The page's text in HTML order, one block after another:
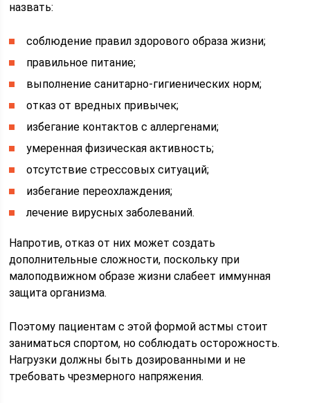
назвать:
соблюдение правил здорового образа жизни;
правильное питание;
выполнение санитарно-гигиенических норм;
отказ от вредных привычек;
избегание контактов с аллергенами;
умеренная физическая активность;
отсутствие стрессовых ситуаций;
избегание переохлаждения;
лечение вирусных заболеваний.
Напротив, отказ от них может создать
дополнительные сложности, поскольку при
малоподвижном образе жизни слабеет иммунная
защита организма.
Поэтому пациентам с этой формой астмы стоит
заниматься спортом, но соблюдать осторожность.
Нагрузки должны быть дозированными и не
требовать чрезмерного напряжения.